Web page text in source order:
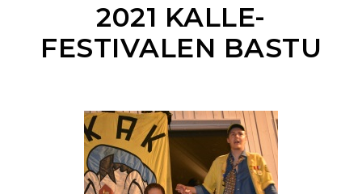
2021 KALLE-
FESTIVALEN BASTU